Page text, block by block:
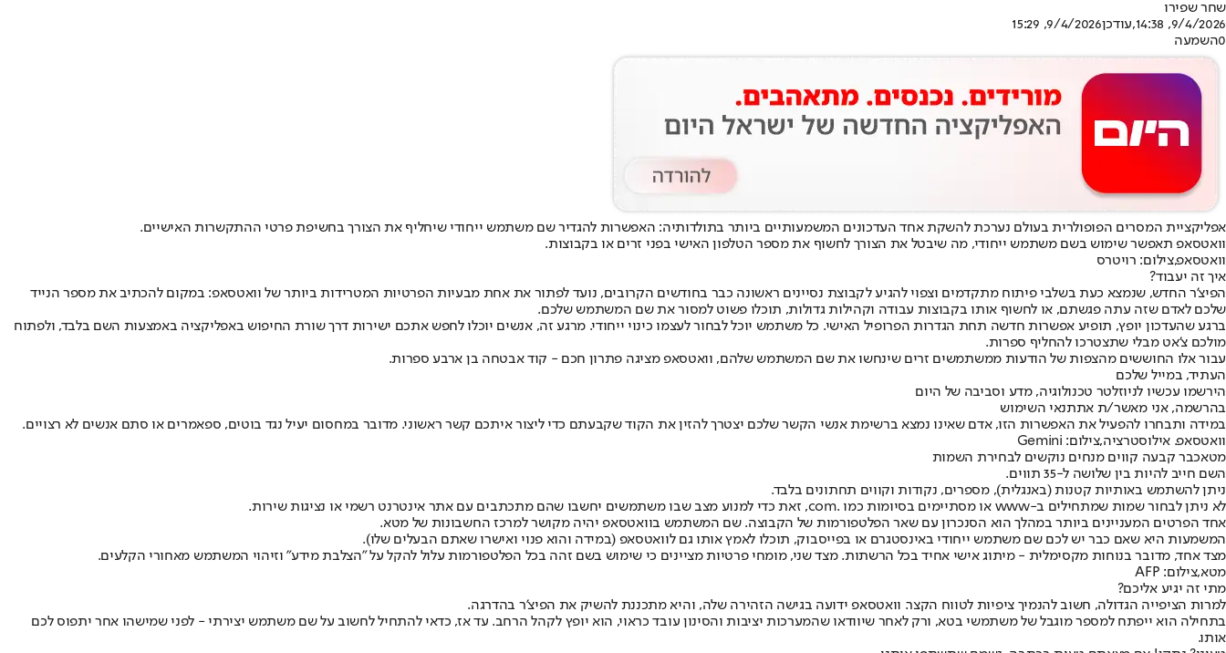
שחר שפירו
9/4/2026, 14:38
,עודכן9/4/2026, 15:29
0השמעה
אפליקציית המסרים הפופולרית בעולם נערכת להשקת אחד העדכונים המשמעותיים ביותר בתולדותיה: האפשרות להגדיר שם משתמש ייחודי שיחליף את הצורך בחשיפת פרטי ההתקשרות האישיים.
וואטסאפ תאפשר שימוש בשם משתמש ייחודי, מה שיבטל את הצורך לחשוף את מספר הטלפון האישי בפני זרים או בקבוצות.
וואטסאפ,צילום: רויטרס
איך זה יעבוד?
הפיצ'ר החדש, שנמצא כעת בשלבי פיתוח מתקדמים וצפוי להגיע לקבוצת נסיינים ראשונה כבר בחודשים הקרובים, נועד לפתור את אחת מבעיות הפרטיות המטרידות ביותר של וואטסאפ: במקום להכתיב את מספר הנייד
שלכם לאדם שזה עתה פגשתם, או לחשוף אותו בקבוצות עבודה וקהילות גדולות, תוכלו פשוט למסור את שם המשתמש שלכם.
ברגע שהעדכון יופץ, תופיע אפשרות חדשה תחת הגדרות הפרופיל האישי. כל משתמש יוכל לבחור לעצמו כינוי ייחודי. מרגע זה, אנשים יוכלו לחפש אתכם ישירות דרך שורת החיפוש באפליקציה באמצעות השם בלבד, ולפתוח
מולכם צ'אט מבלי שתצטרכו להחליף ספרות.
עבור אלו החוששים מהצפות של הודעות ממשתמשים זרים שינחשו את שם המשתמש שלהם, וואטסאפ מציגה פתרון חכם - קוד אבטחה בן ארבע ספרות.
העתיד, במייל שלכם
הירשמו עכשיו לניוזלטר טכנולוגיה, מדע וסביבה של היום
בהרשמה, אני מאשר/ת אתתנאי השימוש
במידה ותבחרו להפעיל את האפשרות הזו, אדם שאינו נמצא ברשימת אנשי הקשר שלכם יצטרך להזין את הקוד שקבעתם כדי ליצור איתכם קשר ראשוני. מדובר במחסום יעיל נגד בוטים, ספאמרים או סתם אנשים לא רצויים.
וואטסאפ. אילוסטרציה,צילום: Gemini
מטאכבר קבעה קווים מנחים נוקשים לבחירת השמות
השם חייב להיות בין שלושה ל-35 תווים.
ניתן להשתמש באותיות קטנות (באנגלית), מספרים, נקודות וקווים תחתונים בלבד.
לא ניתן לבחור שמות שמתחילים ב-www או מסתיימים בסיומות כמו .com, זאת כדי למנוע מצב שבו משתמשים יחשבו שהם מתכתבים עם אתר אינטרנט רשמי או נציגות שירות.
אחד הפרטים המעניינים ביותר במהלך הוא הסנכרון עם שאר הפלטפורמות של הקבוצה. שם המשתמש בוואטסאפ יהיה מקושר למרכז החשבונות של מטא.
המשמעות היא שאם כבר יש לכם שם משתמש ייחודי באינסטגרם או בפייסבוק, תוכלו לאמץ אותו גם לוואטסאפ (במידה והוא פנוי ואישרו שאתם הבעלים שלו).
מצד אחד, מדובר בנוחות מקסימלית - מיתוג אישי אחיד בכל הרשתות. מצד שני, מומחי פרטיות מציינים כי שימוש בשם זהה בכל הפלטפורמות עלול להקל על "הצלבת מידע" וזיהוי המשתמש מאחורי הקלעים.
מטא,צילום: AFP
מתי זה יגיע אליכם?
למרות הציפייה הגדולה, חשוב להנמיך ציפיות לטווח הקצר. וואטסאפ ידועה בגישה הזהירה שלה, והיא מתכננת להשיק את הפיצ'ר בהדרגה.
בתחילה הוא ייפתח למספר מוגבל של משתמשי בטא, ורק לאחר שיוודאו שהמערכות יציבות והסינון עובד כראוי, הוא יופץ לקהל הרחב. עד אז, כדאי להתחיל לחשוב על שם משתמש יצירתי - לפני שמישהו אחר יתפוס לכם
אותו.